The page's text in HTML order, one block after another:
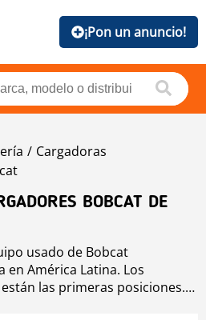
¡Pon un anuncio!
Cargadoras
BOBCAT DE
usado de Bobcat
en América Latina. Los
las primeras posiciones.